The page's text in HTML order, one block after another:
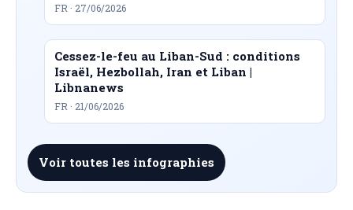
FR · 27/06/2026
Cessez-le-feu au Liban-Sud : conditions
Israël, Hezbollah, Iran et Liban |
Libnanews
FR · 21/06/2026
Voir toutes les infographies